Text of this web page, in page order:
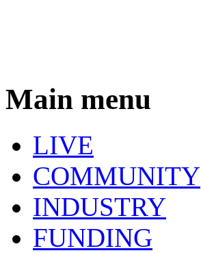
Main menu
LIVE
COMMUNITY
INDUSTRY
FUNDING